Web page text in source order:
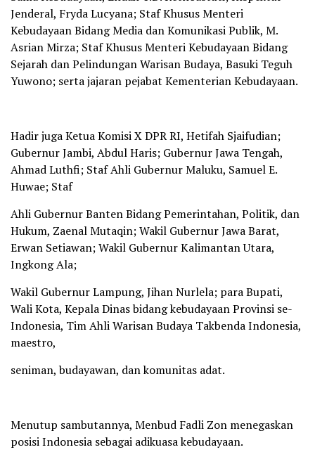
Jenderal, Fryda Lucyana; Staf Khusus Menteri
Kebudayaan Bidang Media dan Komunikasi Publik, M.
Asrian Mirza; Staf Khusus Menteri Kebudayaan Bidang
Sejarah dan Pelindungan Warisan Budaya, Basuki Teguh
Yuwono; serta jajaran pejabat Kementerian Kebudayaan.
Hadir juga Ketua Komisi X DPR RI, Hetifah Sjaifudian;
Gubernur Jambi, Abdul Haris; Gubernur Jawa Tengah,
Ahmad Luthfi; Staf Ahli Gubernur Maluku, Samuel E.
Huwae; Staf
Ahli Gubernur Banten Bidang Pemerintahan, Politik, dan
Hukum, Zaenal Mutaqin; Wakil Gubernur Jawa Barat,
Erwan Setiawan; Wakil Gubernur Kalimantan Utara,
Ingkong Ala;
Wakil Gubernur Lampung, Jihan Nurlela; para Bupati,
Wali Kota, Kepala Dinas bidang kebudayaan Provinsi se-
Indonesia, Tim Ahli Warisan Budaya Takbenda Indonesia,
maestro,
seniman, budayawan, dan komunitas adat.
Menutup sambutannya, Menbud Fadli Zon menegaskan
posisi Indonesia sebagai adikuasa kebudayaan.